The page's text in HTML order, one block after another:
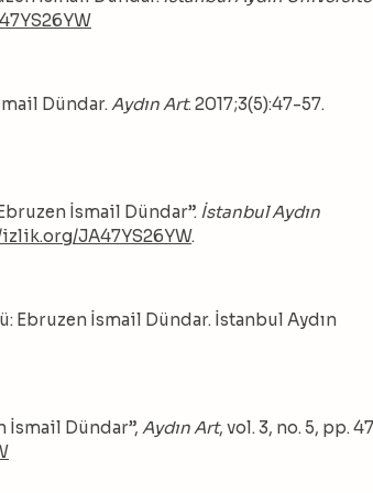
Dündar.Aydın Art. 2017;3(5):47-57.
İsmail Dündar”. İstanbul Aydın
JA47YS26YW.
Ebruzen İsmail Dündar. İstanbul Aydın
İsmail Dündar”, Aydın Art, vol. 3, no. 5, pp.